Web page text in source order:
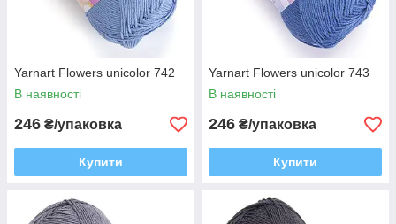
Yarnart Flowers unicolor 742
В наявності
246 ₴/упаковка
Купити
Yarnart Flowers unicolor 743
В наявності
246 ₴/упаковка
Купити